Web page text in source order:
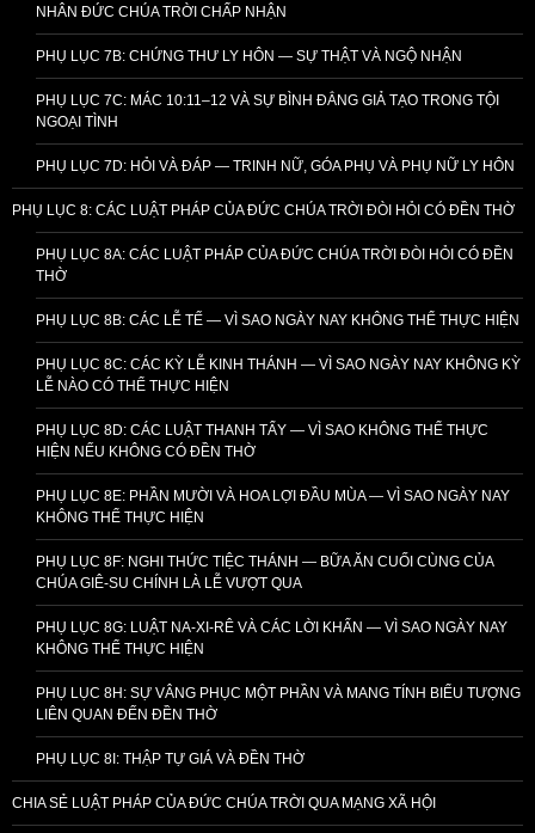
NHÂN ĐỨC CHÚA TRỜI CHẤP NHẬN
PHỤ LỤC 7B: CHỨNG THƯ LY HÔN — SỰ THẬT VÀ NGỘ NHẬN
PHỤ LỤC 7C: MÁC 10:11–12 VÀ SỰ BÌNH ĐẲNG GIẢ TẠO TRONG TỘI
NGOẠI TÌNH
PHỤ LỤC 7D: HỎI VÀ ĐÁP — TRINH NỮ, GÓA PHỤ VÀ PHỤ NỮ LY HÔN
PHỤ LỤC 8: CÁC LUẬT PHÁP CỦA ĐỨC CHÚA TRỜI ĐÒI HỎI CÓ ĐỀN THỜ
PHỤ LỤC 8A: CÁC LUẬT PHÁP CỦA ĐỨC CHÚA TRỜI ĐÒI HỎI CÓ ĐỀN
THỜ
PHỤ LỤC 8B: CÁC LỄ TẾ — VÌ SAO NGÀY NAY KHÔNG THỂ THỰC HIỆN
PHỤ LỤC 8C: CÁC KỲ LỄ KINH THÁNH — VÌ SAO NGÀY NAY KHÔNG KỲ
LỄ NÀO CÓ THỂ THỰC HIỆN
PHỤ LỤC 8D: CÁC LUẬT THANH TẨY — VÌ SAO KHÔNG THỂ THỰC
HIỆN NẾU KHÔNG CÓ ĐỀN THỜ
PHỤ LỤC 8E: PHẦN MƯỜI VÀ HOA LỢI ĐẦU MÙA — VÌ SAO NGÀY NAY
KHÔNG THỂ THỰC HIỆN
PHỤ LỤC 8F: NGHI THỨC TIỆC THÁNH — BỮA ĂN CUỐI CÙNG CỦA
CHÚA GIÊ-SU CHÍNH LÀ LỄ VƯỢT QUA
PHỤ LỤC 8G: LUẬT NA-XI-RÊ VÀ CÁC LỜI KHẤN — VÌ SAO NGÀY NAY
KHÔNG THỂ THỰC HIỆN
PHỤ LỤC 8H: SỰ VÂNG PHỤC MỘT PHẦN VÀ MANG TÍNH BIỂU TƯỢNG
LIÊN QUAN ĐẾN ĐỀN THỜ
PHỤ LỤC 8I: THẬP TỰ GIÁ VÀ ĐỀN THỜ
CHIA SẺ LUẬT PHÁP CỦA ĐỨC CHÚA TRỜI QUA MẠNG XÃ HỘI